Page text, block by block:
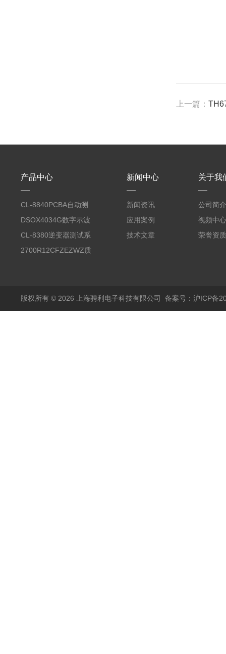
上一篇：
产品中心
CL-8840PCBA自动测
试台系统
DSOX4034G数字示波
器
CL-8380逆变器测试系
统台
2700R12CFZEZWZ质
新闻中心
新闻资讯
应用案例
技术文章
关于我
公司简介
视频中心
荣誉资质
版权所有 © 2026 上海骋利电子科技有限公司 备案号：沪ICP备